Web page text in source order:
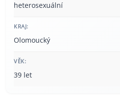
heterosexuální
KRAJ:
Olomoucký
VĚK:
39 let